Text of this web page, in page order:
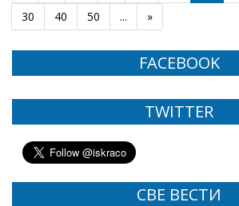
30
40 50 ... »
FACEBOOK
TWITTER
СВЕ ВЕСТИ